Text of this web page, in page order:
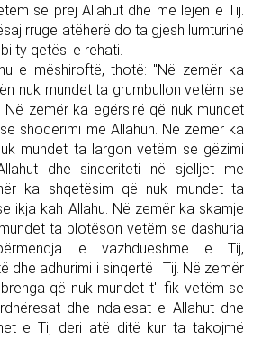
se prej Allahut dhe me lejen e Tij.
rruge atëherë do ta gjesh lumturinë
ty qetësi e rehati.
e mëshiroftë, thotë: "Në zemër ka
nuk mundet ta grumbullon vetëm se
Në zemër ka egërsirë që nuk mundet
shoqërimi me Allahun. Në zemër ka
mundet ta largon vetëm se gëzimi
dhe sinqeriteti në sjelljet me
ka shqetësim që nuk mundet ta
ikja kah Allahu. Në zemër ka skamje
ta plotëson vetëm se dashuria
e vazhdueshme e Tij,
dhe adhurimi i sinqertë i Tij. Në zemër
që nuk mundet t'i fik vetëm se
dhe ndalesat e Allahut dhe
e Tij deri atë ditë kur ta takojmë